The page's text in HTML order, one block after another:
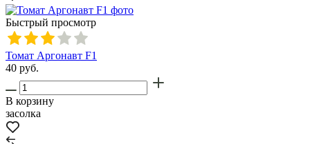
Быстрый просмотр
Томат Аргонавт F1
40 руб.
В корзину
засолка